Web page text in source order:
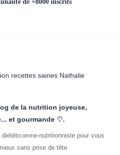
de +8000 inscrits
de la nutrition joyeuse,
et gourmande ♡.
nutritionniste pour vous
sans prise de tête.